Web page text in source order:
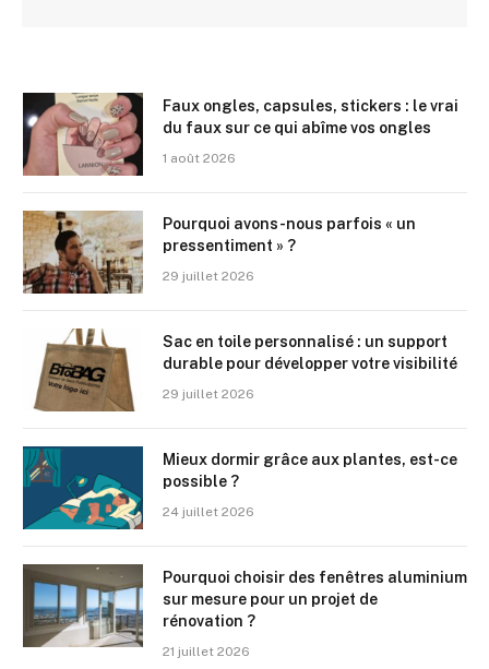
Faux ongles, capsules, stickers : le vrai
du faux sur ce qui abîme vos ongles
1 août 2026
Pourquoi avons-nous parfois « un
pressentiment » ?
29 juillet 2026
Sac en toile personnalisé : un support
durable pour développer votre visibilité
29 juillet 2026
Mieux dormir grâce aux plantes, est-ce
possible ?
24 juillet 2026
Pourquoi choisir des fenêtres aluminium
sur mesure pour un projet de
rénovation ?
21 juillet 2026